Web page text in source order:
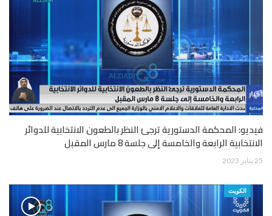
فيديو: المحكمة الدستورية ترجئ النظر بالطعون الانتخابية للدوائر
الانتخابية الرابعة والخامسة إلى جلسة 8 مارس المقبل
25 يناير 2023
الكويت